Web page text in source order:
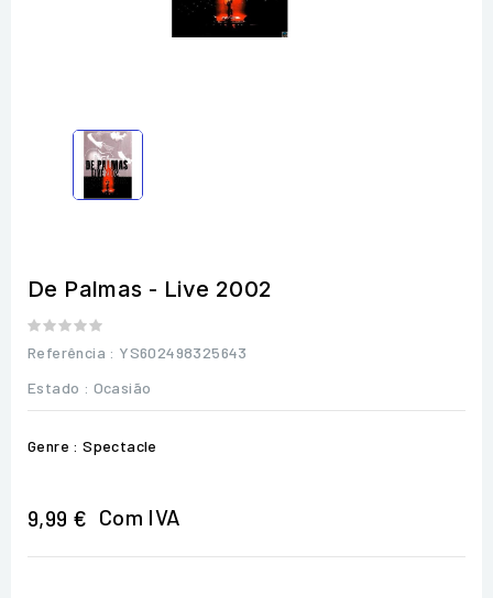
De Palmas - Live 2002
Referência : YS602498325643
Estado : Ocasião
Genre : Spectacle
9,99 € Com IVA